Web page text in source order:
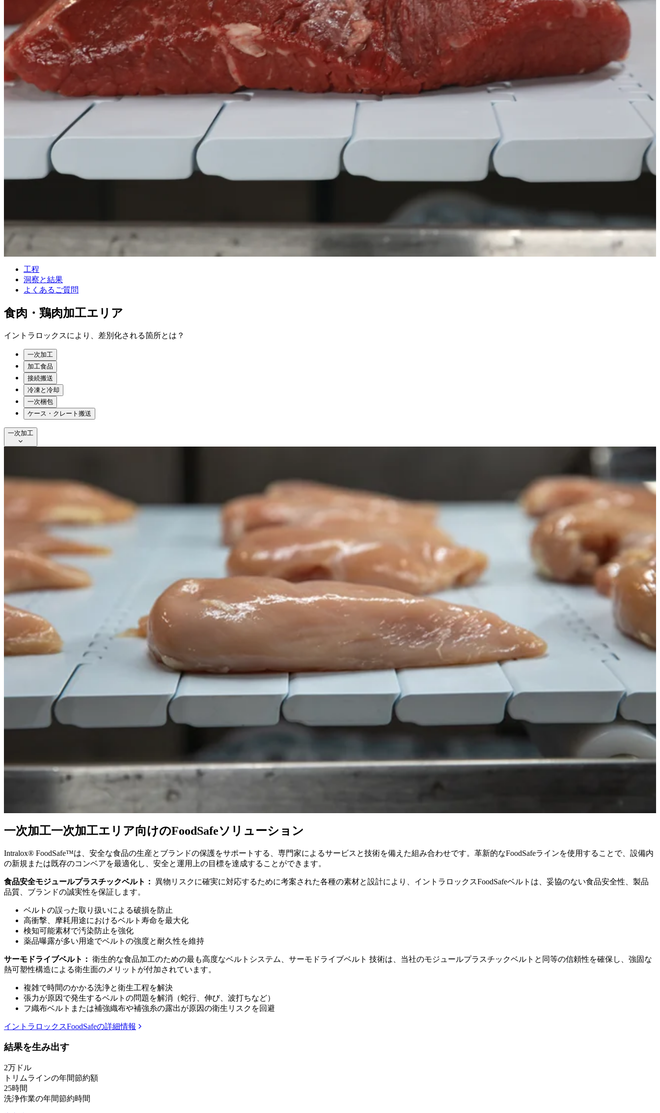
工程
洞察と結果
よくあるご質問
食肉・鶏肉加工エリア
イントラロックスにより、差別化される箇所とは？
一次加工
加工食品
接続搬送
冷凍と冷却
一次梱包
ケース・クレート搬送
一次加工
一次加工一次加工エリア向けのFoodSafeソリューション
Intralox® FoodSafe™は、安全な食品の生産とブランドの保護をサポートする、専門家によるサービスと技術を備えた組み合わせです。革新的なFoodSafeラインを使用することで、設備内
の新規または既存のコンベアを最適化し、安全と運用上の目標を達成することができます。
食品安全モジュールプラスチックベルト： 異物リスクに確実に対応するために考案された各種の素材と設計により、イントラロックスFoodSafeベルトは、妥協のない食品安全性、製品
品質、ブランドの誠実性を保証します。
ベルトの誤った取り扱いによる破損を防止
高衝撃、摩耗用途におけるベルト寿命を最大化
検知可能素材で汚染防止を強化
薬品曝露が多い用途でベルトの強度と耐久性を維持
サーモドライブベルト： 衛生的な食品加工のための最も高度なベルトシステム、サーモドライブベルト 技術は、当社のモジュールプラスチックベルトと同等の信頼性を確保し、強固な
熱可塑性構造による衛生面のメリットが付加されています。
複雑で時間のかかる洗浄と衛生工程を解決
張力が原因で発生するベルトの問題を解消（蛇行、伸び、波打ちなど）
フ織布ベルトまたは補強織布や補強糸の露出が原因の衛生リスクを回避
イントラロックスFoodSafeの詳細情報
結果を生み出す
2万 ドル
トリムラインの年間節約額
25時間
洗浄作業の年間節約時間